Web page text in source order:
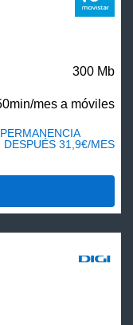
300 Mb
mes a móviles
DESPUÉS 31,9€/MES